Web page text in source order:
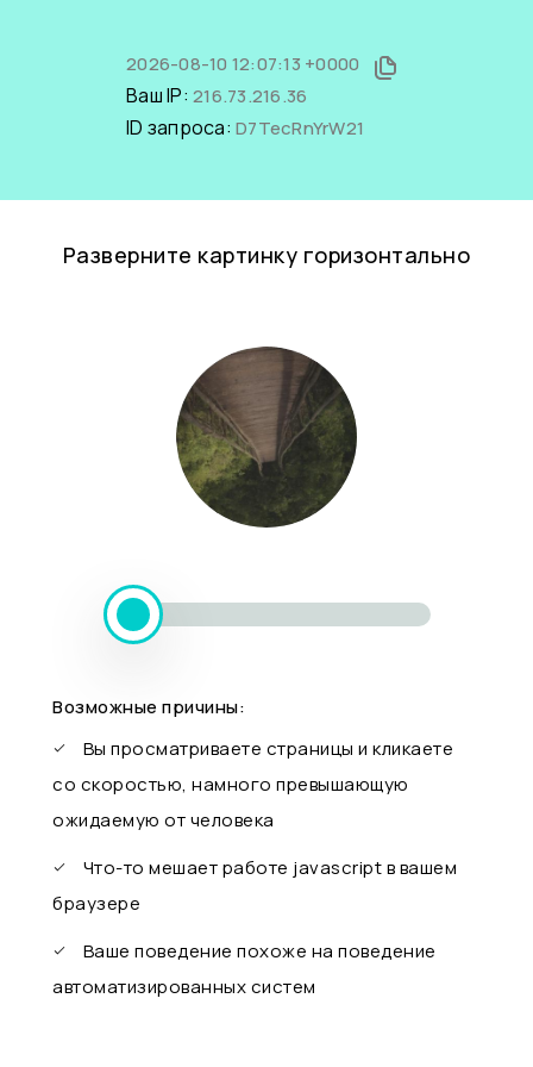
2026-08-10 12:07:13 +0000
Ваш IP: 216.73.216.36
ID запроса: D7TecRnYrW21
Разверните картинку горизонтально
Возможные причины:
Вы просматриваете страницы и кликаете
со скоростью, намного превышающую
ожидаемую от человека
Что-то мешает работе javascript в вашем
браузере
Ваше поведение похоже на поведение
автоматизированных систем